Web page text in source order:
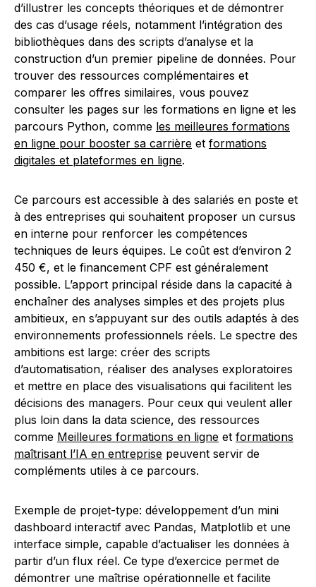
d’illustrer les concepts théoriques et de démontrer
des cas d’usage réels, notamment l’intégration des
bibliothèques dans des scripts d’analyse et la
construction d’un premier pipeline de données. Pour
trouver des ressources complémentaires et
comparer les offres similaires, vous pouvez
consulter les pages sur les formations en ligne et les
parcours Python, comme les meilleures formations
en ligne pour booster sa carrière et formations
digitales et plateformes en ligne.
Ce parcours est accessible à des salariés en poste et
à des entreprises qui souhaitent proposer un cursus
en interne pour renforcer les compétences
techniques de leurs équipes. Le coût est d’environ 2
450 €, et le financement CPF est généralement
possible. L’apport principal réside dans la capacité à
enchaîner des analyses simples et des projets plus
ambitieux, en s’appuyant sur des outils adaptés à des
environnements professionnels réels. Le spectre des
ambitions est large: créer des scripts
d’automatisation, réaliser des analyses exploratoires
et mettre en place des visualisations qui facilitent les
décisions des managers. Pour ceux qui veulent aller
plus loin dans la data science, des ressources
comme Meilleures formations en ligne et formations
maîtrisant l’IA en entreprise peuvent servir de
compléments utiles à ce parcours.
Exemple de projet-type: développement d’un mini
dashboard interactif avec Pandas, Matplotlib et une
interface simple, capable d’actualiser les données à
partir d’un flux réel. Ce type d’exercice permet de
démontrer une maîtrise opérationnelle et facilite